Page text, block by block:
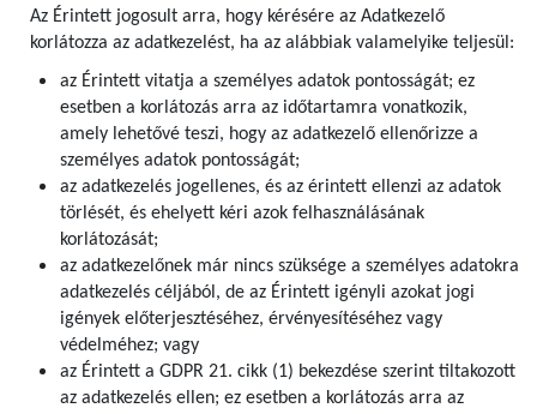
Az Érintett jogosult arra, hogy kérésére az Adatkezelő
korlátozza az adatkezelést, ha az alábbiak valamelyike teljesül:
az Érintett vitatja a személyes adatok pontosságát; ez
esetben a korlátozás arra az időtartamra vonatkozik,
amely lehetővé teszi, hogy az adatkezelő ellenőrizze a
személyes adatok pontosságát;
az adatkezelés jogellenes, és az érintett ellenzi az adatok
törlését, és ehelyett kéri azok felhasználásának
korlátozását;
az adatkezelőnek már nincs szüksége a személyes adatokra
adatkezelés céljából, de az Érintett igényli azokat jogi
igények előterjesztéséhez, érvényesítéséhez vagy
védelméhez; vagy
az Érintett a GDPR 21. cikk (1) bekezdése szerint tiltakozott
az adatkezelés ellen; ez esetben a korlátozás arra az